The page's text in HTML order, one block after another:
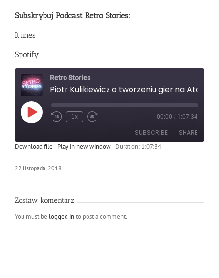
Subskrybuj Podcast Retro Stories:
Itunes
Spotify
Retro Stories
Play
Episode Rewind
1x
Fast
seconds
00:00 / 1:07:34
SUBSCRIBE SHARE
RSS FEED
EMBED
Download file | Play in new window | Duration: 1:07:34
22 listopada, 2018
Zostaw komentarz
You must be logged into post a comment.